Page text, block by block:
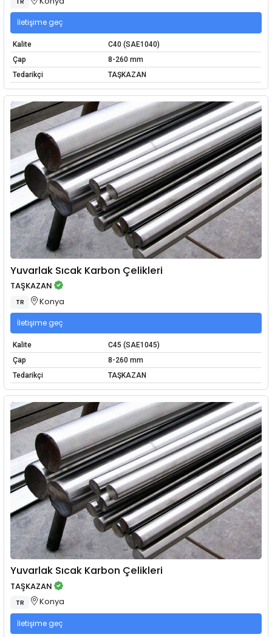
İletişime geç
Kalite
C40 (SAE1040)
Çap
8-260 mm
Tedarikçi
TAŞKAZAN
Yuvarlak Sıcak Karbon Çelikleri
TAŞKAZAN
TR Konya
İletişime geç
Kalite
C45 (SAE1045)
Çap
8-260 mm
Tedarikçi
TAŞKAZAN
Yuvarlak Sıcak Karbon Çelikleri
TAŞKAZAN
TR Konya
İletişime geç